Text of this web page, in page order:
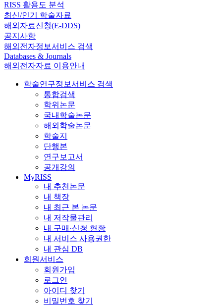
RISS 활용도 분석
최신/인기 학술자료
해외자료신청(E-DDS)
공지사항
해외전자정보서비스 검색
Databases & Journals
해외전자자료 이용안내
학술연구정보서비스 검색
통합검색
학위논문
국내학술논문
해외학술논문
학술지
단행본
연구보고서
공개강의
MyRISS
내 추천논문
내 책장
내 최근 본 논문
내 저작물관리
내 구매·신청 현황
내 서비스 사용권한
내 관심 DB
회원서비스
회원가입
로그인
아이디 찾기
비밀번호 찾기